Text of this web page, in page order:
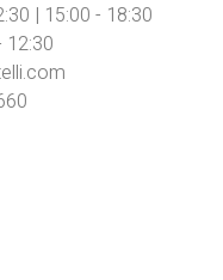
| 15:00 - 18:30
12:30